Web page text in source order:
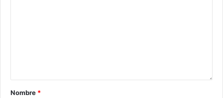
Nombre *